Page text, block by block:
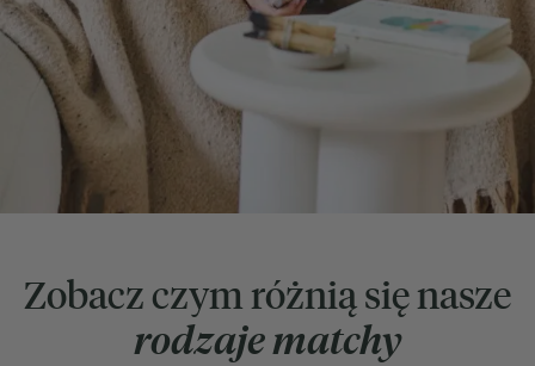
Zobacz czym różnią się nasze
rodzaje matchy